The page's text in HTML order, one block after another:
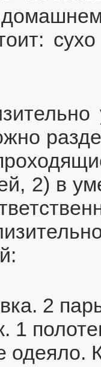
2) в
2
1
одеяло.